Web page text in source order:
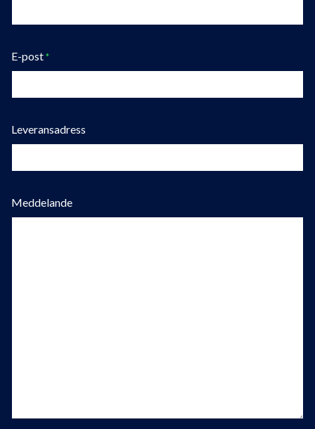
E-post *
Leveransadress
Meddelande